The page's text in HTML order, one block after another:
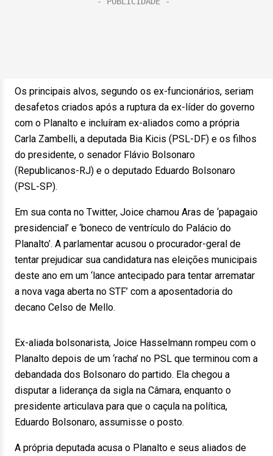
Os principais alvos, segundo os ex-funcionários, seriam
desafetos criados após a ruptura da ex-líder do governo
com o Planalto e incluíram ex-aliados como a própria
Carla Zambelli, a deputada Bia Kicis (PSL-DF) e os filhos
do presidente, o senador Flávio Bolsonaro
(Republicanos-RJ) e o deputado Eduardo Bolsonaro
(PSL-SP).
Em sua conta no Twitter, Joice chamou Aras de ‘papagaio
presidencial’ e ‘boneco de ventrículo do Palácio do
Planalto’. A parlamentar acusou o procurador-geral de
tentar prejudicar sua candidatura nas eleições municipais
deste ano em um ‘lance antecipado para tentar arrematar
a nova vaga aberta no STF’ com a aposentadoria do
decano Celso de Mello.
Ex-aliada bolsonarista, Joice Hasselmann rompeu com o
Planalto depois de um ‘racha’ no PSL que terminou com a
debandada dos Bolsonaro do partido. Ela chegou a
disputar a liderança da sigla na Câmara, enquanto o
presidente articulava para que o caçula na política,
Eduardo Bolsonaro, assumisse o posto.
A própria deputada acusa o Planalto e seus aliados de